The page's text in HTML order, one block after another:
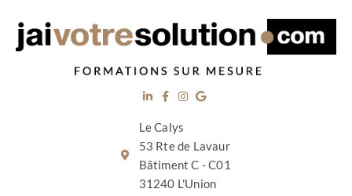
Le Calys
53 Rte de Lavaur
Bâtiment C - C01
31240 L'Union